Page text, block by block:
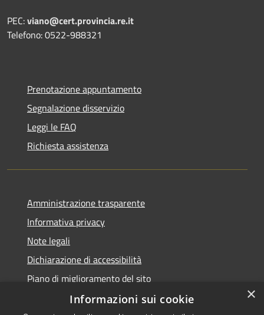
PEC:viano@cert.provincia.re.it
Telefono: 0522-988321
Prenotazione appuntamento
Segnalazione disservizio
Leggi le FAQ
Richiesta assistenza
Amministrazione trasparente
Informativa privacy
Note legali
Dichiarazione di accessibilità
Piano di miglioramento del sito
×
Informazioni sui cookie